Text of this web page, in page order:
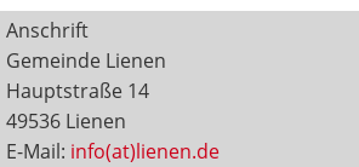
Anschrift
Gemeinde Lienen
Hauptstraße 14
49536 Lienen
E-Mail: info(at)lienen.de